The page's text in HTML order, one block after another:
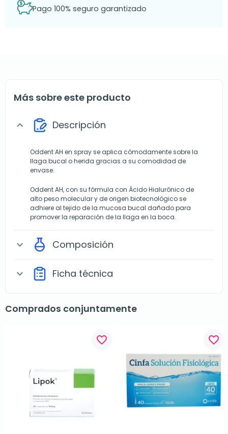
Pago 100% seguro garantizado
Más sobre este producto
expand_more Descripción
Oddent AH en spray se aplica cómodamente sobre la
llaga bucal o herida gracias a su comodidad de
envase.
Oddent AH, con su fórmula con Ácido Hialurónico de
alto peso molecular y de origen biotecnológico se
adhiere al tejido de la mucosa bucal dañado para
promover la reparación de la llaga en la boca.
expand_more Composición
expand_more Ficha técnica
Comprados conjuntamente
favorite_border favorite_border